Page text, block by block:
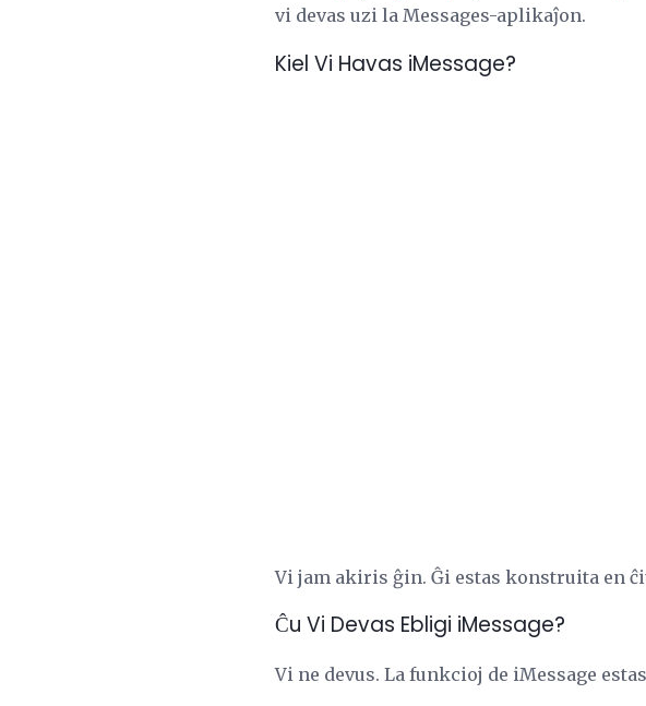
vi devas uzi la Messages-aplikaĵon.
Kiel Vi Havas iMessage?
Vi jam akiris ĝin. Ĝi estas konstruita en
Ĉu Vi Devas Ebligi iMessage?
Vi ne devus. La funkcioj de iMessage